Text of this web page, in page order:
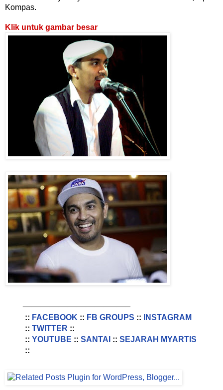
Kompas.
Klik untuk gambar besar
:: FACEBOOK :: FB GROUPS ::
INSTAGRAM
:: TWITTER ::
:: YOUTUBE :: SANTAI :: SEJARAH MYARTIS
::